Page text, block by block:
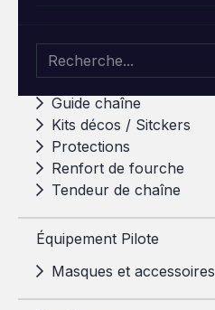
Équipement Moto
Guide chaîne
Kits décos / Sitckers
Protections
Renfort de fourche
Tendeur de chaîne
Équipement Pilote
Masques et accessoires